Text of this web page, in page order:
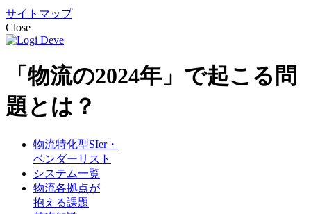
サイトマップ
Close
「物流の2024年」で起こる問
題とは？
物流特化型SIer・
ベンダーリスト
システム一覧
物流各拠点が
抱える課題